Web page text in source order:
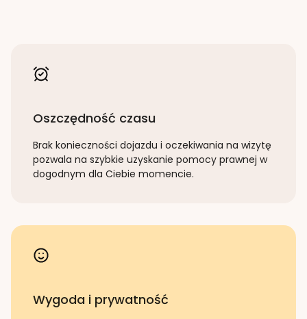
Oszczędność czasu
Brak konieczności dojazdu i oczekiwania na wizytę
pozwala na szybkie uzyskanie pomocy prawnej w
dogodnym dla Ciebie momencie.
Wygoda i prywatność